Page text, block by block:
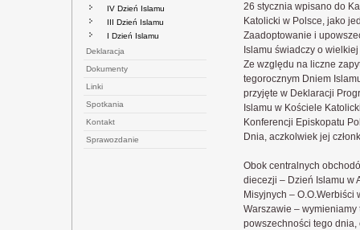
IV Dzień Islamu
III Dzień Islamu
I Dzień Islamu
Deklaracja
Dokumenty
Linki
Spotkania
Kontakt
Sprawozdanie
26 stycznia wpisano do
Katolicki w Polsce, jako
Zaadoptowanie i
Islamu świadczy o
Ze względu na liczne
tegorocznym Dniem
przyjęte w Deklaracji
Islamu w Kościele
Konferencji Episkopatu
Dnia, aczkolwiek jej
Obok centralnych
diecezji – Dzień Islamu w
Misyjnych –
Warszawie –
powszechności tego dnia,